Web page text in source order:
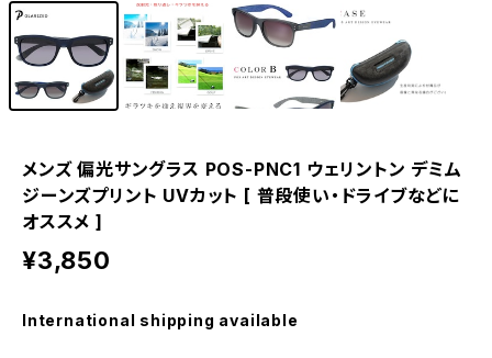
メンズ 偏光サングラス POS-PNC1 ウェリントン デミム
ジーンズプリント UVカット [ 普段使い・ドライブなどに
オススメ ]
¥3,850
International shipping available